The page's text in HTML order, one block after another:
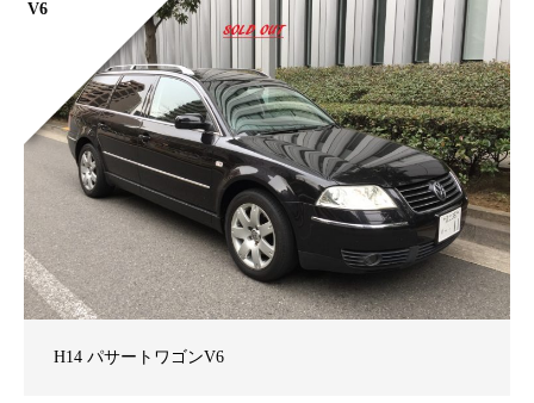
V6
H14 パサートワゴンV6